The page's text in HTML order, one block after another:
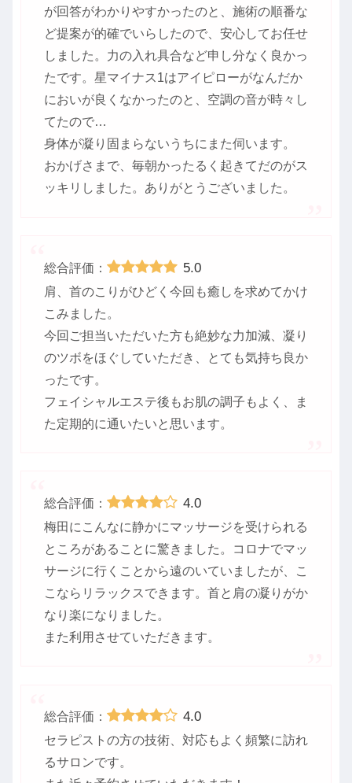
が回答がわかりやすかったのと、施術の順番な
ど提案が的確でいらしたので、安心してお任せ
しました。力の入れ具合など申し分なく良かっ
たです。星マイナス1はアイピローがなんだか
においが良くなかったのと、空調の音が時々し
てたので…
身体が凝り固まらないうちにまた伺います。
おかげさまで、毎朝かったるく起きてだのがス
ッキリしました。ありがとうございました。
総合評価： 5.0
肩、首のこりがひどく今回も癒しを求めてかけ
こみました。
今回ご担当いただいた方も絶妙な力加減、凝り
のツボをほぐしていただき、とても気持ち良か
ったです。
フェイシャルエステ後もお肌の調子もよく、ま
た定期的に通いたいと思います。
総合評価： 4.0
梅田にこんなに静かにマッサージを受けられる
ところがあることに驚きました。コロナでマッ
サージに行くことから遠のいていましたが、こ
こならリラックスできます。首と肩の凝りがか
なり楽になりました。
また利用させていただきます。
総合評価： 4.0
セラピストの方の技術、対応もよく頻繁に訪れ
るサロンです。